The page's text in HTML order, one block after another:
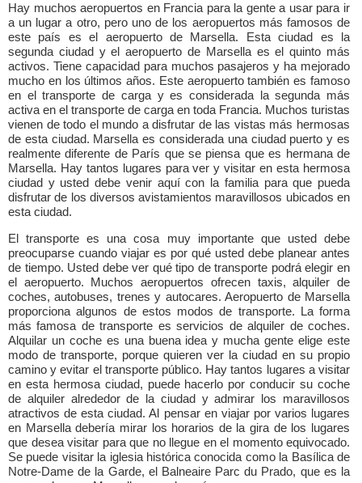
Hay muchos aeropuertos en Francia para la gente a usar para ir
a un lugar a otro, pero uno de los aeropuertos más famosos de
este país es el aeropuerto de Marsella. Esta ciudad es la
segunda ciudad y el aeropuerto de Marsella es el quinto más
activos. Tiene capacidad para muchos pasajeros y ha mejorado
mucho en los últimos años. Este aeropuerto también es famoso
en el transporte de carga y es considerada la segunda más
activa en el transporte de carga en toda Francia. Muchos turistas
vienen de todo el mundo a disfrutar de las vistas más hermosas
de esta ciudad. Marsella es considerada una ciudad puerto y es
realmente diferente de París que se piensa que es hermana de
Marsella. Hay tantos lugares para ver y visitar en esta hermosa
ciudad y usted debe venir aquí con la familia para que pueda
disfrutar de los diversos avistamientos maravillosos ubicados en
esta ciudad.
El transporte es una cosa muy importante que usted debe
preocuparse cuando viajar es por qué usted debe planear antes
de tiempo. Usted debe ver qué tipo de transporte podrá elegir en
el aeropuerto. Muchos aeropuertos ofrecen taxis, alquiler de
coches, autobuses, trenes y autocares. Aeropuerto de Marsella
proporciona algunos de estos modos de transporte. La forma
más famosa de transporte es servicios de alquiler de coches.
Alquilar un coche es una buena idea y mucha gente elige este
modo de transporte, porque quieren ver la ciudad en su propio
camino y evitar el transporte público. Hay tantos lugares a visitar
en esta hermosa ciudad, puede hacerlo por conducir su coche
de alquiler alrededor de la ciudad y admirar los maravillosos
atractivos de esta ciudad. Al pensar en viajar por varios lugares
en Marsella debería mirar los horarios de la gira de los lugares
que desea visitar para que no llegue en el momento equivocado.
Se puede visitar la iglesia histórica conocida como la Basílica de
Notre-Dame de la Garde, el Balneaire Parc du Prado, que es la